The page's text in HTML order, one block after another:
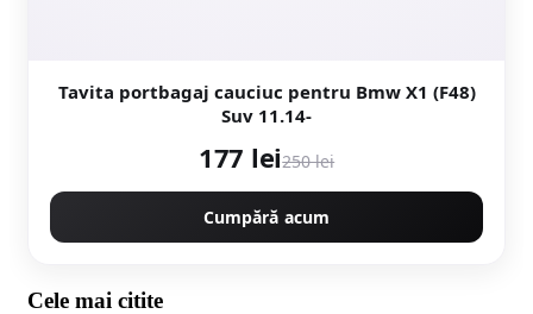
Tavita portbagaj cauciuc pentru Bmw X1 (F48)
Suv 11.14-
177 lei250 lei
Cumpără acum
Cele mai citite